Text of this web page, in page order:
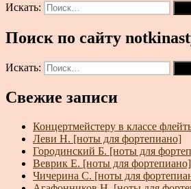
Искать:
Поиск по сайту
Искать:
Свежие записи
Концертмейстеру в классе
Леви Н. [ноты для фортепиано]
Городинский Б. [ноты для
Веврик Е. [ноты для фортепиано]
Чичерина С. [ноты для